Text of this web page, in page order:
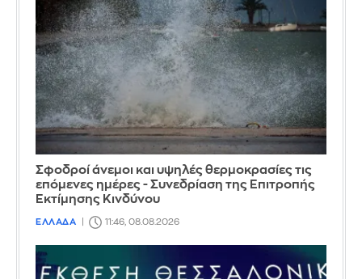
Σφοδροί άνεμοι και υψηλές θερμοκρασίες τις
επόμενες ημέρες - Συνεδρίαση της Επιτροπής
Εκτίμησης Κινδύνου
ΕΛΛΑΔΑ 11:46, 08.08.2026